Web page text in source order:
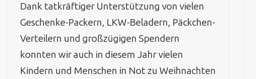
Dank tatkräftiger Unterstützung von vielen
Geschenke-Packern, LKW-Beladern, Päckchen-
Verteilern und großzügigen Spendern
konnten wir auch in diesem Jahr vielen
Kindern und Menschen in Not zu Weihnachten